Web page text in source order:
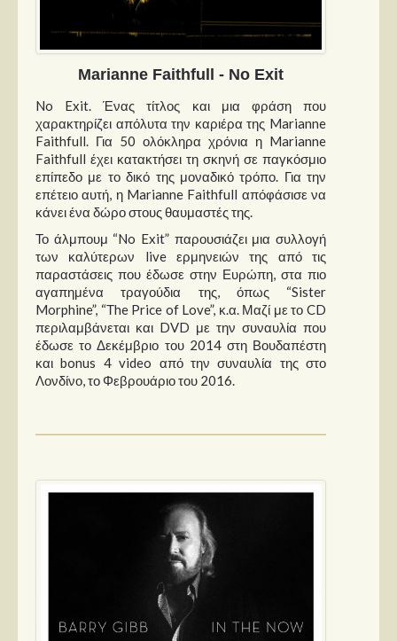
Marianne Faithfull - No Exit
No Exit. Ένας τίτλος και μια φράση που
χαρακτηρίζει απόλυτα την καριέρα της Marianne
Faithfull. Για 50 ολόκληρα χρόνια η Marianne
Faithfull έχει κατακτήσει τη σκηνή σε παγκόσμιο
επίπεδο με το δικό της μοναδικό τρόπο. Για την
επέτειο αυτή, η Marianne Faithfull απόφάσισε να
κάνει ένα δώρο στους θαυμαστές της.
Το άλμπουμ “No Exit” παρουσιάζει μια συλλογή
των καλύτερων live ερμηνειών της από τις
παραστάσεις που έδωσε στην Ευρώπη, στα πιο
αγαπημένα τραγούδια της, όπως “Sister
Morphine”, “Τhe Price of Love”, κ.α. Μαζί με το CD
περιλαμβάνεται και DVD με την συναυλία που
έδωσε το Δεκέμβριο του 2014 στη Βουδαπέστη
και bonus 4 video από την συναυλία της στο
Λονδίνο, το Φεβρουάριο του 2016.